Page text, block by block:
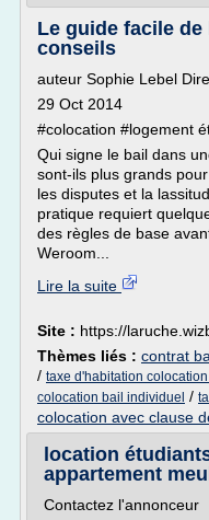
Le guide facile
conseils
auteur Sophie Lebel
29 Oct 2014
#colocation #logement
Qui signe le bail dans
sont-ils plus grands
les disputes et la
pratique requiert
des règles de base
Weroom...
Lire la suite
Site : https://
Thèmes liés : contrat
/ taxe d'habitation
colocation bail individuel /
colocation avec clause
location
appartement
Contactez l'annonceur